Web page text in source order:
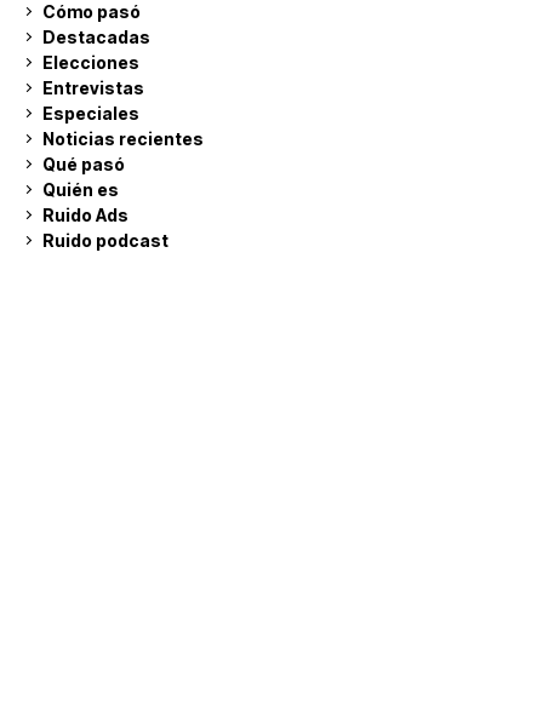
Cómo pasó
Destacadas
Elecciones
Entrevistas
Especiales
Noticias recientes
Qué pasó
Quién es
Ruido Ads
Ruido podcast